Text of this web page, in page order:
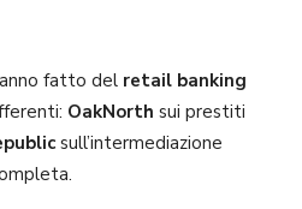
fatto del retail banking
OakNorth sui prestiti
sull’intermediazione